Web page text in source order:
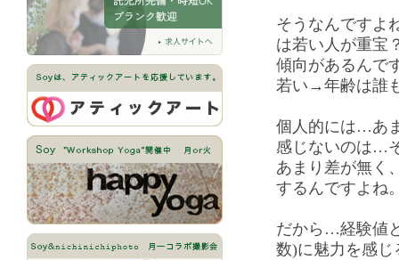
そうなんですよ
は若い人が重宝
傾向があるんで
若い→年齢は誰
個人的には…あ
感じないのは…
あまり差が無く
するんですよね
だから…経験値
数)に魅力を感じ